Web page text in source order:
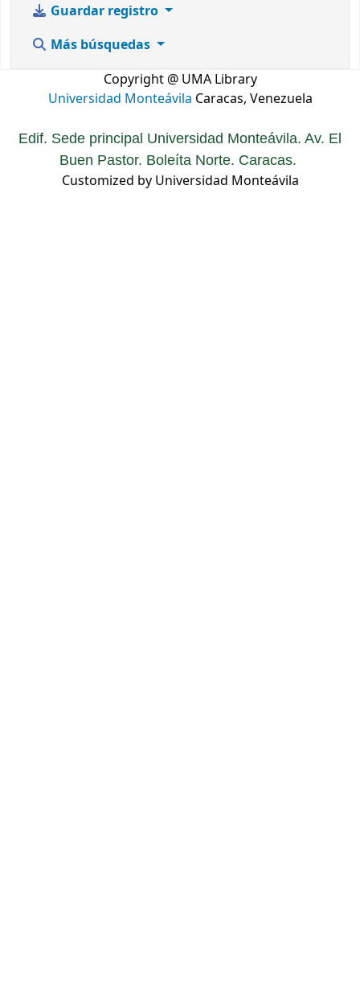
Guardar registro
Más búsquedas
Copyright @ UMA Library
Universidad Monteávila Caracas, Venezuela
Edif. Sede principal Universidad Monteávila. Av. El
Buen Pastor. Boleíta Norte. Caracas.
Customized by Universidad Monteávila